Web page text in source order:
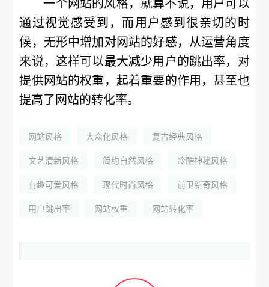
一个网站的风格，就算不说，用户可以
通过视觉感受到，而用户感到很亲切的时
候，无形中增加对网站的好感，从运营角度
来说，这样可以最大减少用户的跳出率，对
提供网站的权重，起着重要的作用，甚至也
提高了网站的转化率。
网站风格 大众化风格 复古经典风格
文艺清新风格 简约自然风格 冷酷神秘风格
有趣可爱风格 现代时尚风格 前卫新奇风格
用户跳出率 网站权重 网站转化率